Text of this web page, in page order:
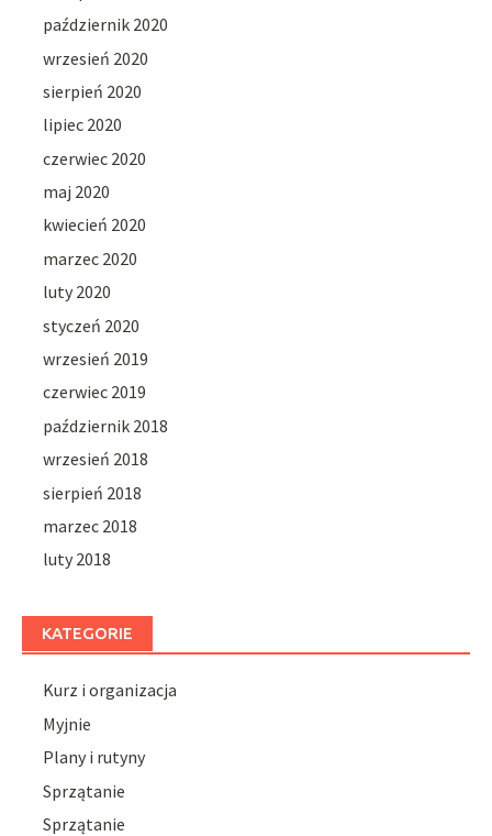
październik 2020
wrzesień 2020
sierpień 2020
lipiec 2020
czerwiec 2020
maj 2020
kwiecień 2020
marzec 2020
luty 2020
styczeń 2020
wrzesień 2019
czerwiec 2019
październik 2018
wrzesień 2018
sierpień 2018
marzec 2018
luty 2018
KATEGORIE
Kurz i organizacja
Myjnie
Plany i rutyny
Sprzątanie
Sprzątanie